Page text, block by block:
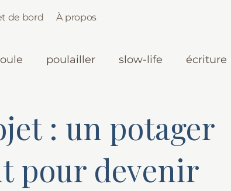
de bord À propos
poulailler slow-life écriture
: un potager
pour devenir